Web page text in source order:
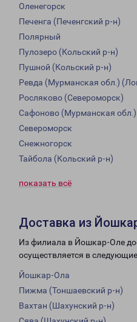
Оленегорск
Печенга (Печенгский р-н)
Полярный
Пулозеро (Кольский р-н)
Пушной (Кольский р-н)
Ревда (Мурманская обл.)
Росляково (Североморск)
Сафоново (Мурманская
Североморск
Снежногорск
Тайбола (Кольский р-н)
показать всё
Доставка из
Из филиала в Йошкар-Оле
осуществляется в
Йошкар-Ола
Пижма (Тоншаевский р-н)
Вахтан (Шахунский р-н)